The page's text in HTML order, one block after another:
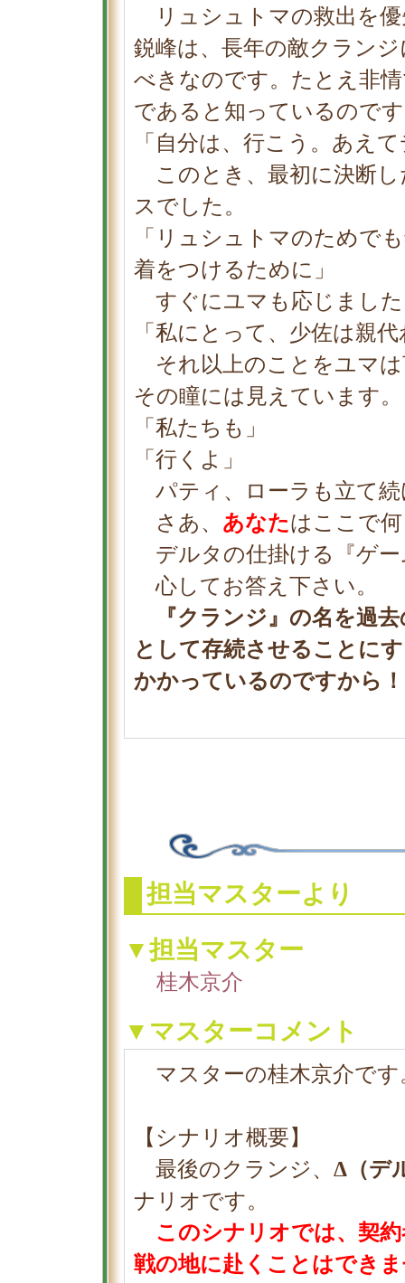
リュシュトマの救出を優
鋭峰は、長年の敵クラン
べきなのです。たとえ非
であると知っているので
「自分は、行こう。あえ
このとき、最初に決断し
スでした。
「リュシュトマのためで
着をつけるために」
すぐにユマも応じまし
「私にとって、少佐は親
それ以上のことをユマ
その瞳には見えています。
「私たちも」
「行くよ」
パティ、ローラも立て
さあ、 あなたはここで
デルタの仕掛ける『ゲー
心してお答え下さい。
『クランジ』の名を過
として存続させることに
かかっているのですから！
担当マスターより
▼担当マスター
桂木京介
▼マスターコメント
マスターの桂木京介で
【シナリオ概要】
最後のクランジ、 Δ（デ
ナリオです。
このシナリオでは、契
戦の地に赴くことはでき